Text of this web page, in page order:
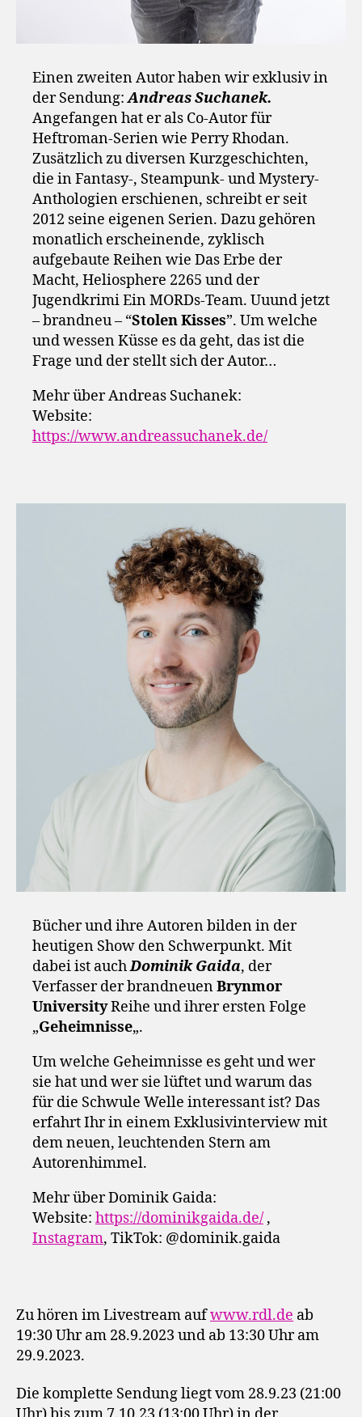
Einen zweiten Autor haben wir exklusiv in
der Sendung:Andreas Suchanek.
Angefangen hat er als Co-Autor für
Heftroman-Serien wie Perry Rhodan.
Zusätzlich zu diversen Kurzgeschichten,
die in Fantasy-, Steampunk- und Mystery-
Anthologien erschienen, schreibt er seit
2012 seine eigenen Serien. Dazu gehören
monatlich erscheinende, zyklisch
aufgebaute Reihen wie Das Erbe der
Macht, Heliosphere 2265 und der
Jugendkrimi Ein MORDs-Team. Uuund jetzt
– brandneu – “Stolen Kisses”. Um welche
und wessen Küsse es da geht, das ist die
Frage und der stellt sich der Autor…
Mehr über Andreas Suchanek:
Website:
https://www.andreassuchanek.de/
Bücher und ihre Autoren bilden in der
heutigen Show den Schwerpunkt. Mit
dabei ist auchDominik Gaida, der
Verfasser der brandneuenBrynmor
UniversityReihe und ihrer ersten Folge
„Geheimnisse„.
Um welche Geheimnisse es geht und wer
sie hat und wer sie lüftet und warum das
für die Schwule Welle interessant ist? Das
erfahrt Ihr in einem Exklusivinterview mit
dem neuen, leuchtenden Stern am
Autorenhimmel.
Mehr über Dominik Gaida:
Website: https://dominikgaida.de/ ,
Instagram, TikTok: @dominik.gaida
Zu hören im Livestream aufwww.rdl.de ab
19:30 Uhr am 28.9.2023 und ab 13:30 Uhr am
29.9.2023.
Die komplette Sendung liegt vom 28.9.23 (21:00